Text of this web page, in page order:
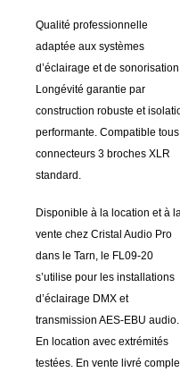
Qualité professionnelle
adaptée aux systèmes
d’éclairage et de sonorisation.
Longévité garantie par
construction robuste et
performante. Compatible tous
connecteurs 3 broches XLR
standard.
Disponible à la location et à la
vente chez Cristal Audio Pro
dans le Tarn, le FL09-20
s’utilise pour les installations
d’éclairage DMX et
transmission AES-EBU audio.
En location avec extrémités
testées. En vente livré